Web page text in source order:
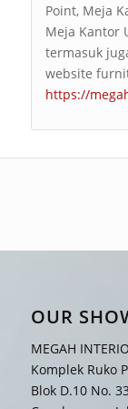
Point, Meja
Meja Kantor
termasuk
website
https://
OUR
MEGAH
Komplek Ruko
Blok D.10 No.